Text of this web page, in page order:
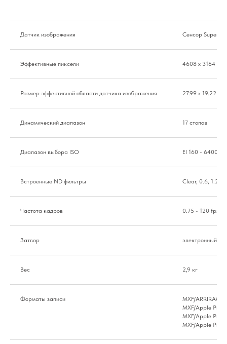
Датчик изображения Cенсор Super
Эффективные пиксели 4608 x 3164
Размер эффективной области датчика изображения 27.99 x 19.22 мм
Динамический диапазон 17 стопов
Диапазон выбора ISO EI 160 - 6400
Встроенные ND фильтры Clear, 0.6, 1.2,
Частота кадров 0.75 - 120 fps
Затвор электронный
Вес 2,9 кг
Форматы записи
MXF/ARRIRAW
MXF/Apple
MXF/Apple
MXF/Apple